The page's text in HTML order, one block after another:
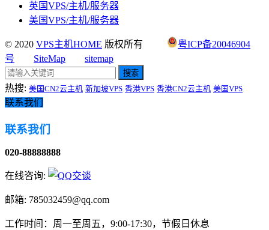
英国VPS/主机/服务器
美国VPS/主机/服务器
© 2020 VPS主机HOME 版权所有
粤ICP备20046904
号
SiteMap sitemap
搜索
热搜: 美国CN2云主机 新加坡VPS 香港VPS 香港CN2云主机 美国VPS
联系我们
联系我们
020-88888888
在线咨询:
邮箱: 785032459@qq.com
工作时间：周一至周五，9:00-17:30，节假日休息